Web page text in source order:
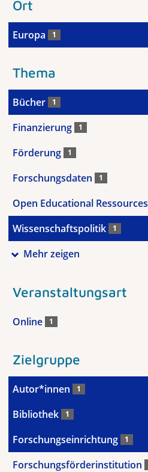
Ort
Europa 1
Thema
Bücher 1
Finanzierung 1
Förderung 1
Forschungsdaten 1
Open Educational Ressources
Wissenschaftspolitik 1
Mehr zeigen
Veranstaltungsart
Online 1
Zielgruppe
Autor*innen 1
Bibliothek 1
Forschungseinrichtung 1
Forschungsförderinstitution